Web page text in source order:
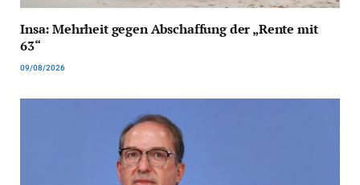
Insa: Mehrheit gegen Abschaffung der „Rente mit
63“
09/08/2026